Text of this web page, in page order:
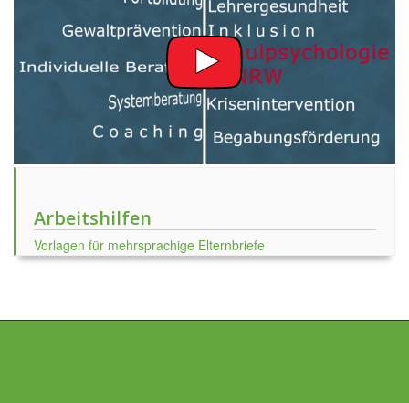
Arbeitshilfen
Vorlagen für mehrsprachige Elternbriefe